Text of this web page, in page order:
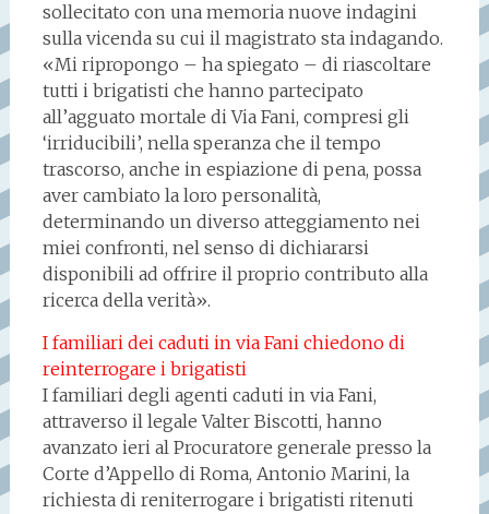
sollecitato con una memoria nuove indagini
sulla vicenda su cui il magistrato sta indagando.
«Mi ripropongo – ha spiegato – di riascoltare
tutti i brigatisti che hanno partecipato
all’agguato mortale di Via Fani, compresi gli
‘irriducibili’, nella speranza che il tempo
trascorso, anche in espiazione di pena, possa
aver cambiato la loro personalità,
determinando un diverso atteggiamento nei
miei confronti, nel senso di dichiararsi
disponibili ad offrire il proprio contributo alla
ricerca della verità».
I familiari dei caduti in via Fani chiedono di
reinterrogare i brigatisti
I familiari degli agenti caduti in via Fani,
attraverso il legale Valter Biscotti, hanno
avanzato ieri al Procuratore generale presso la
Corte d’Appello di Roma, Antonio Marini, la
richiesta di reniterrogare i brigatisti ritenuti